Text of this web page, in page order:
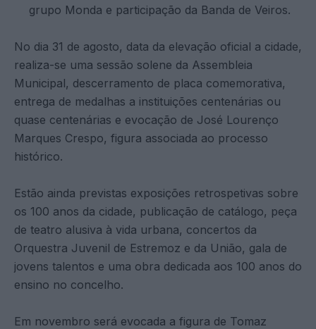
grupo Monda e participação da Banda de Veiros.
No dia 31 de agosto, data da elevação oficial a cidade,
realiza-se uma sessão solene da Assembleia
Municipal, descerramento de placa comemorativa,
entrega de medalhas a instituições centenárias ou
quase centenárias e evocação de José Lourenço
Marques Crespo, figura associada ao processo
histórico.
Estão ainda previstas exposições retrospetivas sobre
os 100 anos da cidade, publicação de catálogo, peça
de teatro alusiva à vida urbana, concertos da
Orquestra Juvenil de Estremoz e da União, gala de
jovens talentos e uma obra dedicada aos 100 anos do
ensino no concelho.
Em novembro será evocada a figura de Tomaz